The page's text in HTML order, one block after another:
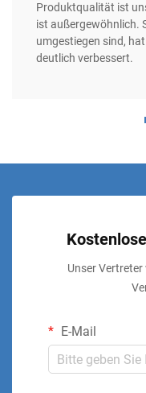
Produktqualität ist
ist außergewöhnlich.
umgestiegen sind,
deutlich verbessert.
Unser
E-Mail